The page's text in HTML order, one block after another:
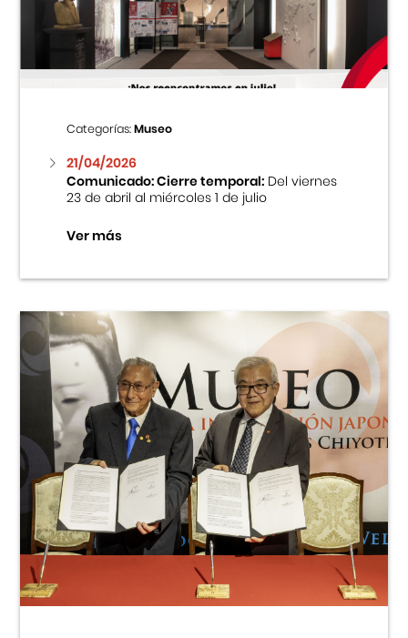
Centro Cultural Peruano Japonés
Museo de la Inmigración Japonesa
Fondo Editorial
Teatro Peruano Japonés
Categorías:Museo
21/04/2026
Comunicado: Cierre temporal:Del viernes
23 de abril al miércoles 1 de julio
Ver más